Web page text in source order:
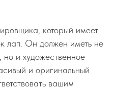
который имеет
лап. Он должен иметь не
но и художественное
и оригинальный
вашим